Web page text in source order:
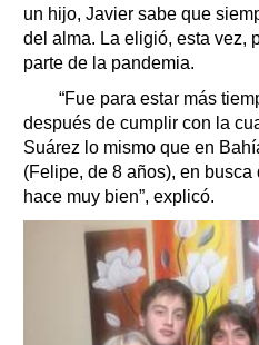
un hijo, Javier sabe que
del alma. La eligió, esta vez,
parte de la pandemia.
“Fue para estar más
después de cumplir con la
Suárez lo mismo que en
(Felipe, de 8 años), en busca
hace muy bien”, explicó.